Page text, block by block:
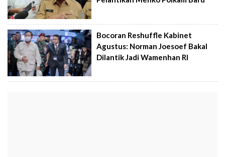
Bocoran Reshuffle Kabinet
Agustus: Norman Joesoef Bakal
Dilantik Jadi Wamenhan RI